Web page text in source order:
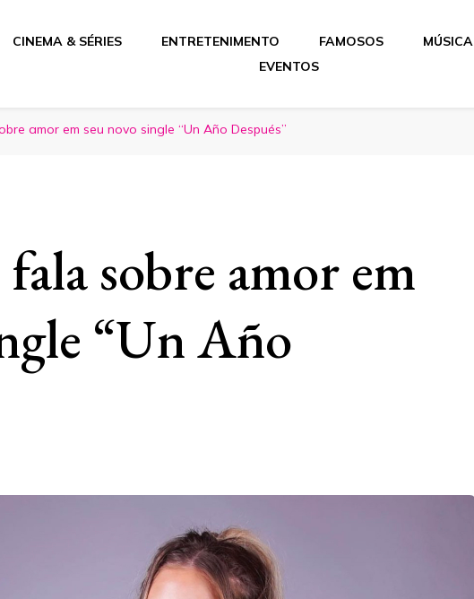
CINEMA & SÉRIES ENTRETENIMENTO FAMOSOS MÚSICA
EVENTOS
amor em seu novo single “Un Año Después”
sobre amor em
“Un Año